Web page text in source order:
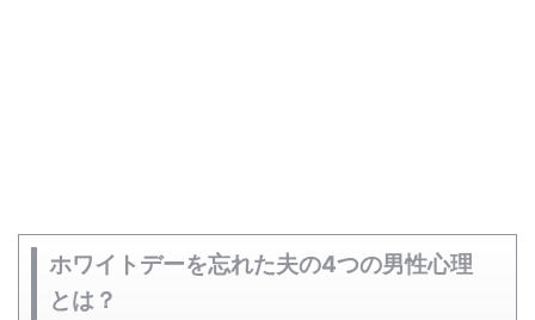
ホワイトデーを忘れた夫の4つの男性心理
とは？